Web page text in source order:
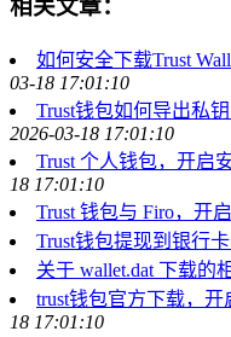
相关文章：
如何安全下载Trust
03-18 17:01:10
Trust钱包如何导出私
2026-03-18 17:01:10
Trust 个人钱包，开启
18 17:01:10
Trust 钱包与 Firo，开
Trust钱包提现到银行
关于 wallet.dat 下载的
trust钱包官方下载，
18 17:01:10